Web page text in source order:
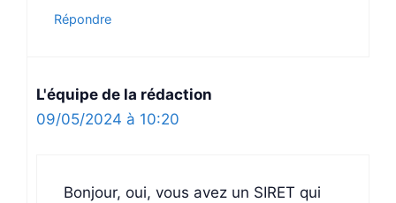
Répondre
L'équipe de la rédaction
09/05/2024 à 10:20
Bonjour, oui, vous avez un SIRET qui